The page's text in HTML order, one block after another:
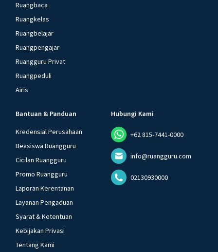
Ruangbaca
Ruangkelas
Ruangbelajar
Ruangpengajar
Ruangguru Privat
Ruangpeduli
Airis
Bantuan & Panduan
Kredensial Perusahaan
Beasiswa Ruangguru
Cicilan Ruangguru
Promo Ruangguru
Laporan Kerentanan
Layanan Pengaduan
Syarat & Ketentuan
Kebijakan Privasi
Tentang Kami
Hubungi Kami
+62 815-7441-0000
info@ruangguru.com
02130930000